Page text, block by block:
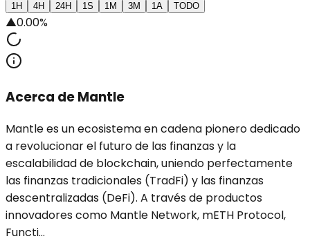
1H 4H 24H 1S 1M 3M 1A TODO
▲0.00%
Acerca de Mantle
Mantle es un ecosistema en cadena pionero dedicado
a revolucionar el futuro de las finanzas y la
escalabilidad de blockchain, uniendo perfectamente
las finanzas tradicionales (TradFi) y las finanzas
descentralizadas (DeFi). A través de productos
innovadores como Mantle Network, mETH Protocol,
Functi...